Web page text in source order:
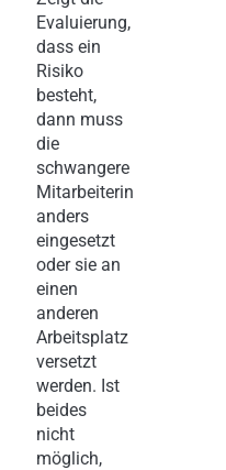
Evaluierung,
dass ein
Risiko
besteht,
dann muss
die
schwangere
Mitarbeiterin
anders
eingesetzt
oder sie an
einen
anderen
Arbeitsplatz
versetzt
werden. Ist
beides
nicht
möglich,